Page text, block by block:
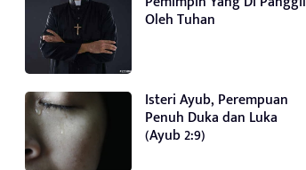
Oleh Tuhan
Isteri Ayub, Perempuan
Penuh Duka dan Luka
(Ayub 2:9)